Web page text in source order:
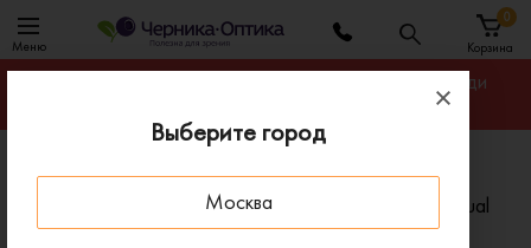
Выберите город
Москва
Меню Корзина
0
Гарантируем лучшую цену на линзы для очков среди
Главная
Линзы для очков
Полимерные офисные линзы Zeiss Officelens Individual